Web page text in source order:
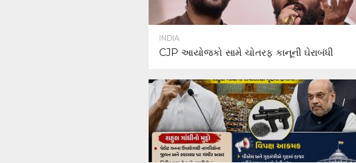
INDIA
CJP આયોજકો સામે ચોતરફ કાનૂની ઘેરાબંધી